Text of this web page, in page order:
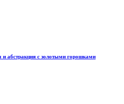
абстракция с золотыми горошками